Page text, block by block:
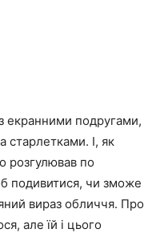
екранними подругами,
старлетками. І, як
розгулював по
подивитися, чи зможе
вираз обличчя. Про
але їй і цього